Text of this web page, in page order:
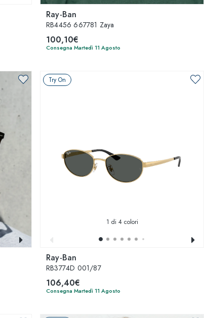
Ray-Ban
RB4456 667781 Zaya
100,10€
Consegna Martedì 11 Agosto
Try On
1 di 4 colori
Ray-Ban
RB3774D 001/87
106,40€
Consegna Martedì 11 Agosto